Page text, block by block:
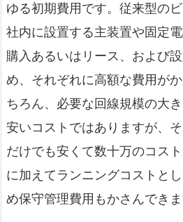
ゆる初期費用です。従来型の
社内に設置する主装置や固定
購入あるいはリース、および
め、それぞれに高額な費用が
ちろん、必要な回線規模の大
安いコストではありますが、
だけでも安くて数十万のコス
に加えてランニングコストと
め保守管理費用もかさんできま